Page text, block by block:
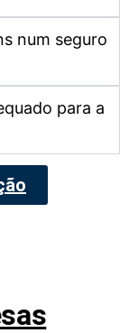
num seguro
para a